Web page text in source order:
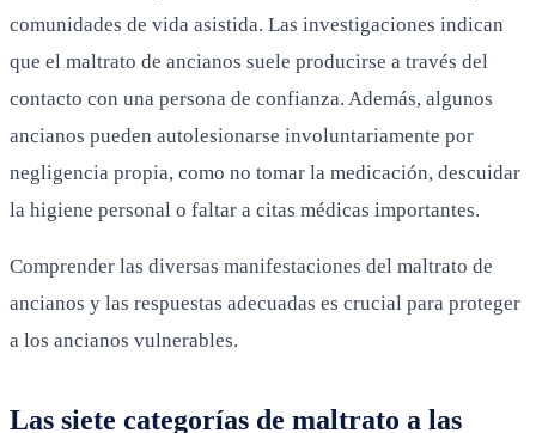
comunidades de vida asistida. Las investigaciones indican
que el maltrato de ancianos suele producirse a través del
contacto con una persona de confianza. Además, algunos
ancianos pueden autolesionarse involuntariamente por
negligencia propia, como no tomar la medicación, descuidar
la higiene personal o faltar a citas médicas importantes.
Comprender las diversas manifestaciones del maltrato de
ancianos y las respuestas adecuadas es crucial para proteger
a los ancianos vulnerables.
Las siete categorías de maltrato a las